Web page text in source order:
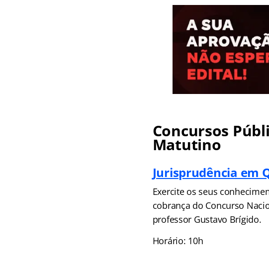
Concursos
Matutino
Jurisprudência em
Exercite os seus
cobrança do Concurso
professor Gustavo Brígido.
Horário: 10h